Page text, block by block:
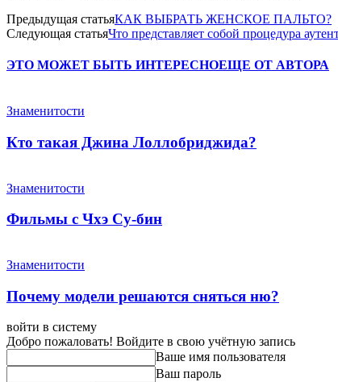
Предыдущая статьяКАК ВЫБРАТЬ ЖЕНСКОЕ ПАЛЬТО?
Следующая статьяЧто представляет собой процедура
ЭТО МОЖЕТ БЫТЬ ИНТЕРЕСНОЕЩЕ ОТ АВТОРА
Знаменитости
Кто такая Джина Лоллобриджида?
Знаменитости
Фильмы с Чхэ Су-бин
Знаменитости
Почему модели решаются сняться ню?
войти в систему
Добро пожаловать! Войдите в свою учётную запись
Ваше имя пользователя
Ваш пароль